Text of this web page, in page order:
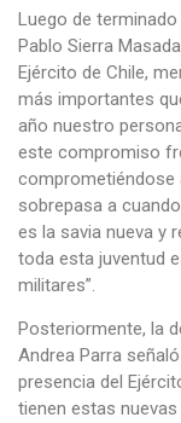
Luego de
Pablo Sierra
Ejército de Chile,
más importantes
año nuestro
este compromiso
comprometiéndose
sobrepasa a
es la savia nueva y
toda esta juventud
militares”.
Posteriormente, la
Andrea Parra
presencia del
tienen estas